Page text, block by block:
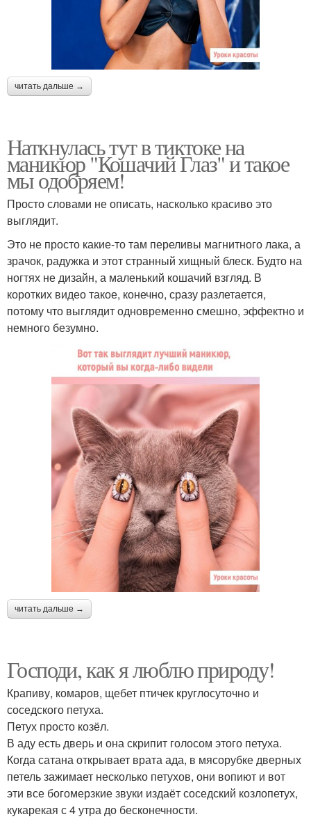
читать дальше →
Наткнулась тут в тиктоке на
маникюр "Кошачий Глаз" и такое
мы одобряем!
Просто словами не описать, насколько красиво это
выглядит.
Это не просто какие-то там переливы магнитного лака, а
зрачок, радужка и этот странный хищный блеск. Будто на
ногтях не дизайн, а маленький кошачий взгляд. В
коротких видео такое, конечно, сразу разлетается,
потому что выглядит одновременно смешно, эффектно и
немного безумно.
читать дальше →
Господи, как я люблю природу!
Крапиву, комаров, щебет птичек круглосуточно и
соседского петуха.
Петух просто козёл.
В аду есть дверь и она скрипит голосом этого петуха.
Когда сатана открывает врата ада, в мясорубке дверных
петель зажимает несколько петухов, они вопиют и вот
эти все богомерзкие звуки издаёт соседский козлопетух,
кукарекая с 4 утра до бесконечности.